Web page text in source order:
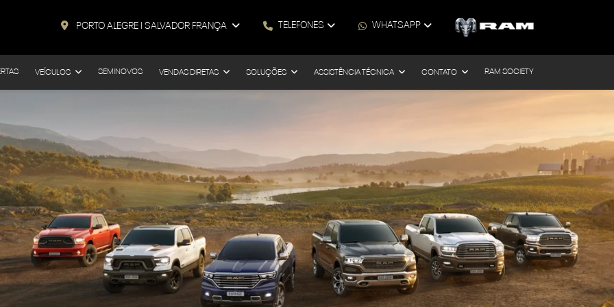
PORTO ALEGRE I SALVADOR FRANÇA TELEFONES WHATSAPP
VEÍCULOS SEMINOVOS VENDAS DIRETAS SOLUÇÕES ASSISTÊNCIA TÉCNICA CONTATO RAM SOCIETY